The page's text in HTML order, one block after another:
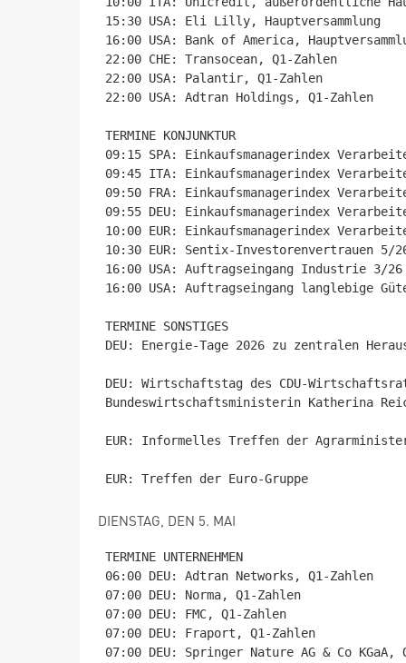
15:30 USA: Eli Lilly, Hauptversammlung
16:00 USA: Bank of America,
22:00 CHE: Transocean, Q1-Zahlen
22:00 USA: Palantir, Q1-Zahlen
22:00 USA: Adtran Holdings, Q1-Zahlen
TERMINE KONJUNKTUR
09:15 SPA: Einkaufsmanagerindex
09:45 ITA: Einkaufsmanagerindex
09:50 FRA: Einkaufsmanagerindex
09:55 DEU: Einkaufsmanagerindex
10:00 EUR: Einkaufsmanagerindex
10:30 EUR: Sentix-Investorenvertrauen 5/
16:00 USA: Auftragseingang Industrie 3/26
16:00 USA: Auftragseingang langlebige
TERMINE SONSTIGES
DEU: Energie-Tage 2026 zu zentralen
DEU: Wirtschaftstag des CDU-
Bundeswirtschaftsministerin Katherina
EUR: Informelles Treffen der
DIENSTAG, DEN 5. MAI
TERMINE UNTERNEHMEN
06:00 DEU: Adtran Networks, Q1-Zahlen
07:00 DEU: Norma, Q1-Zahlen
07:00 DEU: FMC, Q1-Zahlen
07:00 DEU: Fraport, Q1-Zahlen
07:00 DEU: Springer Nature AG & Co KGaA,